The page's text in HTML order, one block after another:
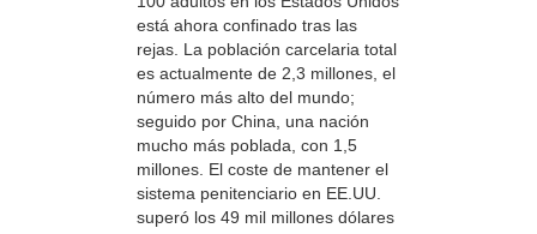
está ahora confinado tras las
rejas. La población carcelaria total
es actualmente de 2,3 millones, el
número más alto del mundo;
seguido por China, una nación
mucho más poblada, con 1,5
millones. El coste de mantener el
sistema penitenciario en EE.UU.
superó los 49 mil millones dólares